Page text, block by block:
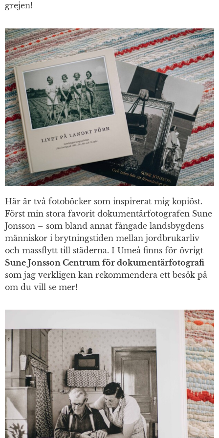
grejen!
Här är två fotoböcker som inspirerat mig kopiöst.
Först min stora favorit dokumentärfotografen Sune
Jonsson – som bland annat fångade landsbygdens
människor i brytningstiden mellan jordbrukarliv
och massflytt till städerna. I Umeå finns för övrigt
Sune Jonsson Centrum för dokumentärfotografi
som jag verkligen kan rekommendera ett besök på
om du vill se mer!